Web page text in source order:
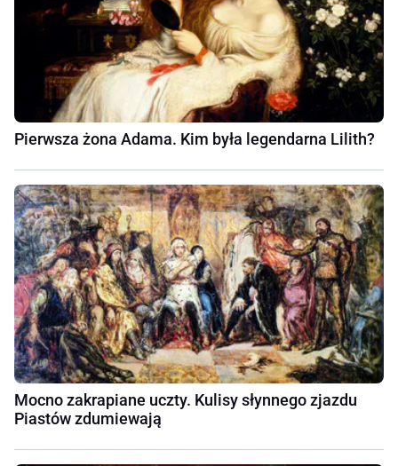
Pierwsza żona Adama. Kim była legendarna Lilith?
Mocno zakrapiane uczty. Kulisy słynnego zjazdu
Piastów zdumiewają